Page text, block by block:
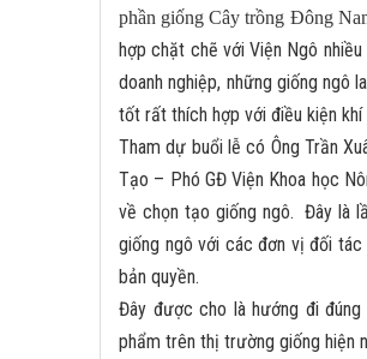
phần giống Cây trồng Đông
hợp chặt chẽ với Viện Ngô
doanh nghiệp, những giống ngô
tốt rất thích hợp với điều kiện
Tham dự buổi lễ có Ông Trần
Tạo – Phó GĐ Viện Khoa học
về chọn tạo giống ngô.Đây là
giống ngô với các đơn vị đối tác
bản quyền.
Đây được cho là hướng đi
phẩm trên thị trường giống hiện